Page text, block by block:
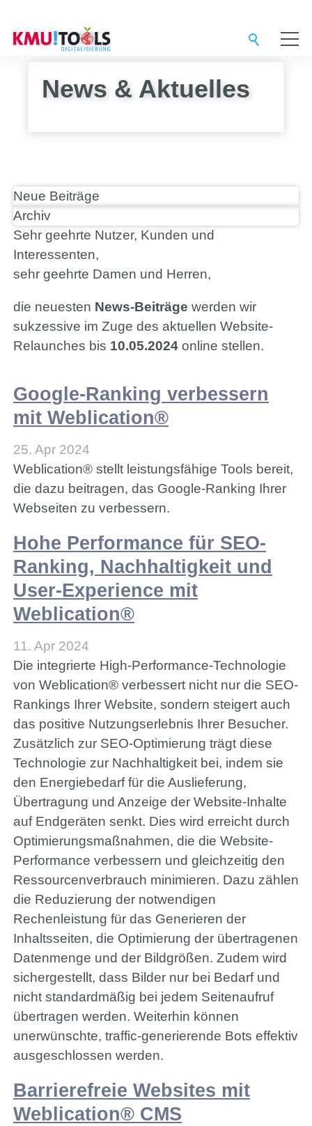
Service-Provider
Lösungen
3CX
Bitrix24
+49 (0) 421 - 989 777 75
Hilfe
News & Aktuelles
Neue Beiträge
Archiv
Sehr geehrte Nutzer, Kunden und
Interessenten,
sehr geehrte Damen und Herren,
die neuesten News-Beiträge werden wir
sukzessive im Zuge des aktuellen Website-
Relaunches bis 10.05.2024 online stellen.
Google-Ranking verbessern
mit Weblication®
25. Apr 2024
Weblication® stellt leistungsfähige Tools bereit,
die dazu beitragen, das Google-Ranking Ihrer
Webseiten zu verbessern.
Hohe Performance für SEO-
Ranking, Nachhaltigkeit und
User-Experience mit
Weblication®
11. Apr 2024
Die integrierte High-Performance-Technologie
von Weblication® verbessert nicht nur die SEO-
Rankings Ihrer Website, sondern steigert auch
das positive Nutzungserlebnis Ihrer Besucher.
Zusätzlich zur SEO-Optimierung trägt diese
Technologie zur Nachhaltigkeit bei, indem sie
den Energiebedarf für die Auslieferung,
Übertragung und Anzeige der Website-Inhalte
auf Endgeräten senkt. Dies wird erreicht durch
Optimierungsmaßnahmen, die die Website-
Performance verbessern und gleichzeitig den
Ressourcenverbrauch minimieren. Dazu zählen
die Reduzierung der notwendigen
Rechenleistung für das Generieren der
Inhaltsseiten, die Optimierung der übertragenen
Datenmenge und der Bildgrößen. Zudem wird
sichergestellt, dass Bilder nur bei Bedarf und
nicht standardmäßig bei jedem Seitenaufruf
übertragen werden. Weiterhin können
unerwünschte, traffic-generierende Bots effektiv
ausgeschlossen werden.
Barrierefreie Websites mit
Weblication® CMS